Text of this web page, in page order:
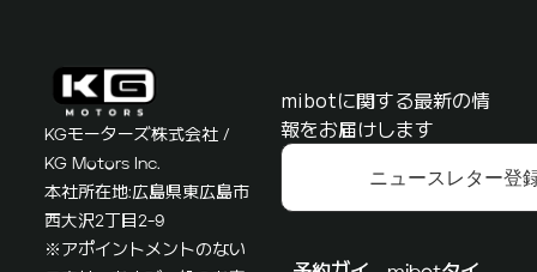
KGモーターズ株式会社 /
KG Motors Inc.
本社所在地:広島県東広島市
西大沢2丁目2-9
※アポイントメントのない
mibotに関する最新の情
報をお届けします
ニュースレター登